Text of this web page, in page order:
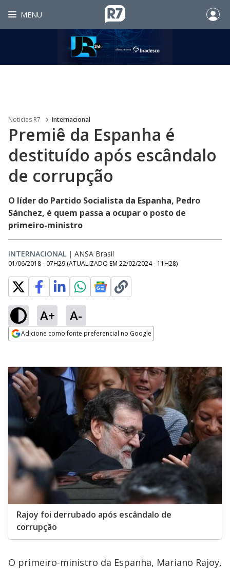
MENU
Noticias R7 Internacional
Premiê da Espanha é
destituído após escândalo
de corrupção
O líder do Partido Socialista da Espanha, Pedro
Sánchez, é quem passa a ocupar o posto de
primeiro-ministro
INTERNACIONAL | ANSA Brasil
01/06/2018 - 07H29 (ATUALIZADO EM 22/02/2024 - 11H28)
A+ A-
Adicione como fonte preferencial no Google
Rajoy foi derrubado após escândalo de
corrupção
O primeiro-ministro da Espanha, Mariano Rajoy,